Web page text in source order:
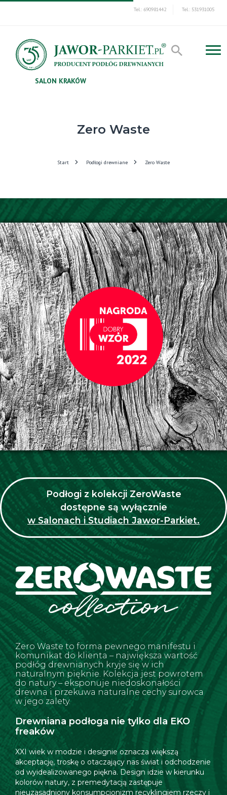
Tel.: 690981442 Tel.: 531931005
SALON KRAKÓW
Zero Waste
Start Podłogi drewniane Zero Waste
Podłogi z kolekcji ZeroWaste
dostępne są wyłącznie
w Salonach i Studiach Jawor-Parkiet.
Zero Waste to forma pewnego manifestu i
komunikat do klienta – największa wartość
podłóg drewnianych kryje się w ich
naturalnym pięknie. Kolekcja jest powrotem
do natury – eksponuje niedoskonałości
drewna i przekuwa naturalne cechy surowca
w jego zalety.
Drewniana podłoga nie tylko dla EKO
freaków
XXI wiek w modzie i designie oznacza większą
akceptację, troskę o otaczający nas świat i odchodzenie
od wyidealizowanego piękna. Design idzie w kierunku
kolorów natury, z premedytacją zastępuje
nieuzasadniony konsumpcjonizm recyklingiem rzeczy i